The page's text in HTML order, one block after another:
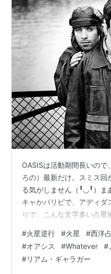
OASISは活動期間長いので
ろの）最新だけ。スミス回
る気がしません（╹◡╹）ま
キャかパリピで、アディ
りで、こんな文字多い占星
ソロが大好きで、もうめち
もめでたいけれど、個人的
しい。
#火星逆行 #火星 #西洋
#オアシス #Whatever #
#リアム・ギャラガー